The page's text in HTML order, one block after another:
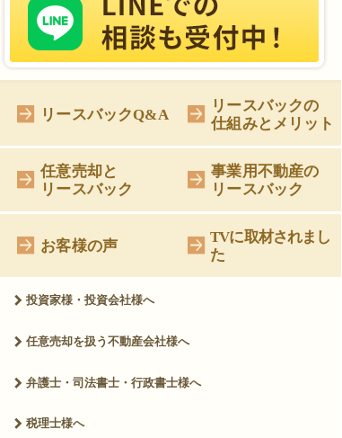
リースバックQ&A
リースバックの
仕組みとメリット
任意売却と
リースバック
事業用不動産の
リースバック
お客様の声
TVに取材されまし
た
投資家様・投資会社様へ
任意売却を扱う不動産会社様へ
弁護士・司法書士・行政書士様へ
税理士様へ